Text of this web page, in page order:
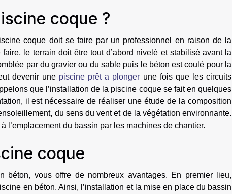
coque ?
coque doit se faire par un professionnel en raison de la
le terrain doit être tout d’abord nivelé et stabilisé avant la
par du gravier ou du sable puis le béton est coulé pour la
devenir une piscine prêt a plonger une fois que les circuits
que l’installation de la piscine coque se fait en quelques
il est nécessaire de réaliser une étude de la composition
du sens du vent et de la végétation environnante.
l’emplacement du bassin par les machines de chantier.
coque
vous offre de nombreux avantages. En premier lieu,
en béton. Ainsi, l’installation et la mise en place du bassin